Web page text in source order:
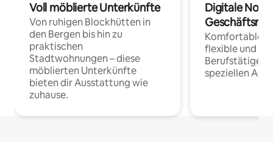
Voll möblierte Unterkünfte
Von ruhigen Blockhütten in
den Bergen bis hin zu
praktischen
Stadtwohnungen – diese
möblierten Unterkünfte
bieten dir Ausstattung wie
zuhause.
Digitale
Komfortable
flexible und
Berufstätige
speziellen